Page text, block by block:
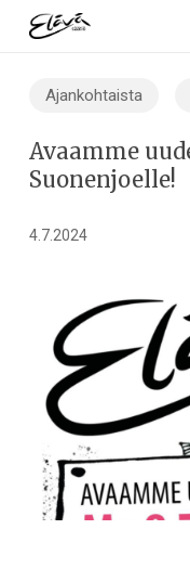
contentAjankohtaista
Avaamme
Suonenjoelle!
4.7.2024